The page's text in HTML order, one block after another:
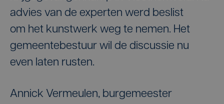
advies van de experten werd beslist
om het kunstwerk weg te nemen. Het
gemeentebestuur wil de discussie nu
even laten rusten.
Annick Vermeulen, burgemeester